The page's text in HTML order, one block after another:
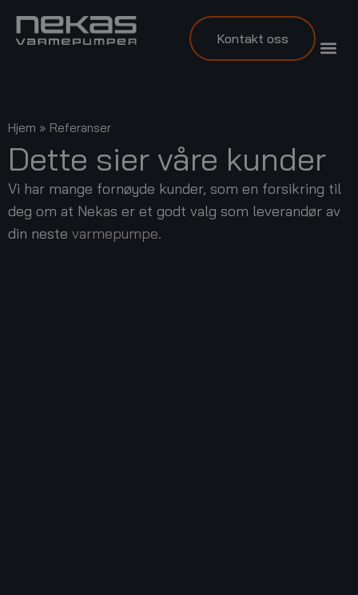
Kontakt oss
Hjem » Referanser
Dette sier våre kunder
Vi har mange fornøyde kunder, som en forsikring til
deg om at Nekas er et godt valg som leverandør av
din neste varmepumpe.